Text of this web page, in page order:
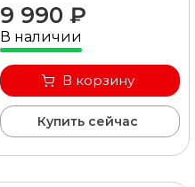
9 990 ₽
В наличии
В корзину
Купить сейчас